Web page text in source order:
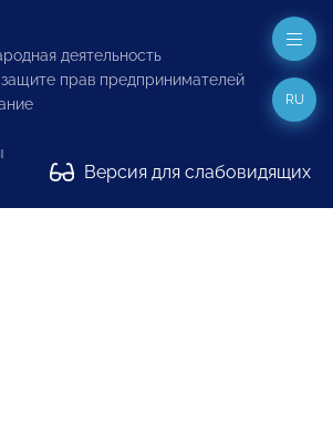
деятельность
прав предпринимателей
Версия для слабовидящих
RU